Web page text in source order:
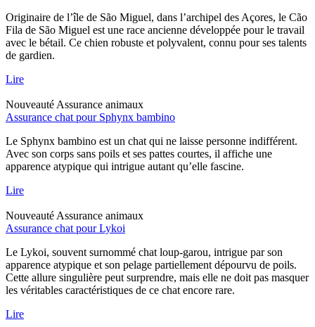
Originaire de l’île de São Miguel, dans l’archipel des Açores, le Cão
Fila de São Miguel est une race ancienne développée pour le travail
avec le bétail. Ce chien robuste et polyvalent, connu pour ses talents
de gardien.
Lire
Nouveauté Assurance animaux
Assurance chat pour Sphynx bambino
Le Sphynx bambino est un chat qui ne laisse personne indifférent.
Avec son corps sans poils et ses pattes courtes, il affiche une
apparence atypique qui intrigue autant qu’elle fascine.
Lire
Nouveauté Assurance animaux
Assurance chat pour Lykoi
Le Lykoi, souvent surnommé chat loup-garou, intrigue par son
apparence atypique et son pelage partiellement dépourvu de poils.
Cette allure singulière peut surprendre, mais elle ne doit pas masquer
les véritables caractéristiques de ce chat encore rare.
Lire